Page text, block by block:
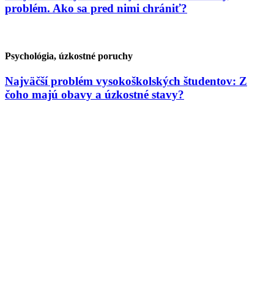
problém. Ako sa pred nimi chrániť?
Psychológia, úzkostné poruchy
Najväčší problém vysokoškolských študentov: Z
čoho majú obavy a úzkostné stavy?